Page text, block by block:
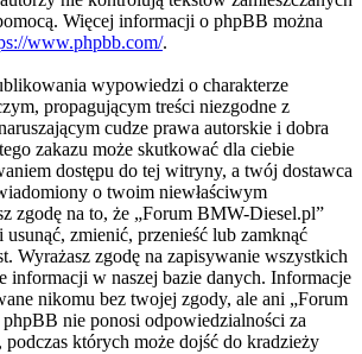
Więcej informacji o phpBB można
www.phpbb.com/.
wypowiedzi o charakterze
propagującym treści niezgodne z
cudze prawa autorskie i dobra
zakazu może skutkować dla ciebie
dostępu do tej witryny, a twój dostawca
o twoim niewłaściwym
zgodę na to, że „Forum BMW-Diesel.pl”
zmienić, przenieść lub zamknąć
Wyrażasz zgodę na zapisywanie wszystkich
informacji w naszej bazie danych. Informacje
nikomu bez twojej zgody, ale ani „Forum
nie ponosi odpowiedzialności za
podczas których może dojść do kradzieży